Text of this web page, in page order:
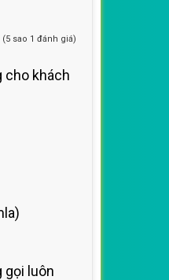
(5 sao 1 đánh giá)
cho khách
gọi luôn